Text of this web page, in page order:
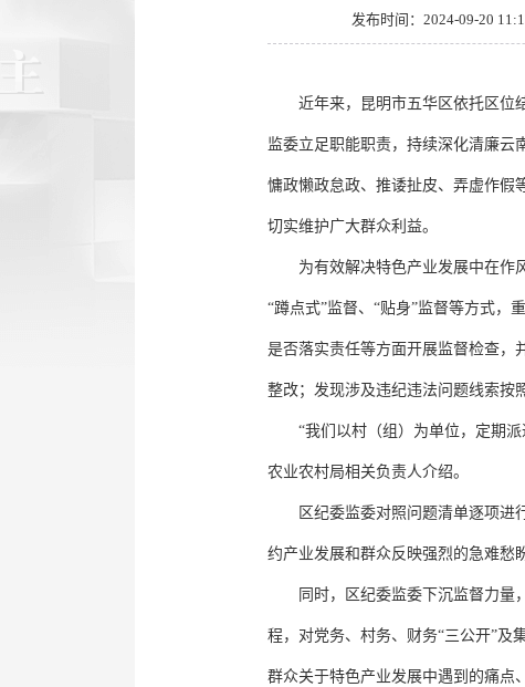
发布时间：2024-09-20
近年来，昆明市五华区依托区位
监委立足职能职责，持续深化清廉云
慵政懒政怠政、推诿扯皮、弄虚作假
切实维护广大群众利益。
为有效解决特色产业发展中在作
“蹲点式”监督、“贴身”监督等方式，
是否落实责任等方面开展监督检查，
整改；发现涉及违纪违法问题线索按
“我们以村（组）为单位，定期
农业农村局相关负责人介绍。
区纪委监委对照问题清单逐项进
约产业发展和群众反映强烈的急难愁
同时，区纪委监委下沉监督力量
程，对党务、村务、财务“三公开”及
群众关于特色产业发展中遇到的痛点